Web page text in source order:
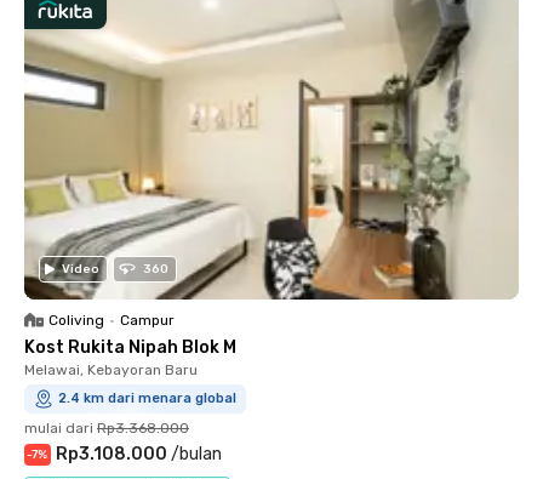
Video 360
Coliving • Campur
Kost Rukita Nipah Blok M
Melawai, Kebayoran Baru
2.4 km dari menara global
mulai dari Rp3.368.000
-7% Rp3.108.000 /bulan